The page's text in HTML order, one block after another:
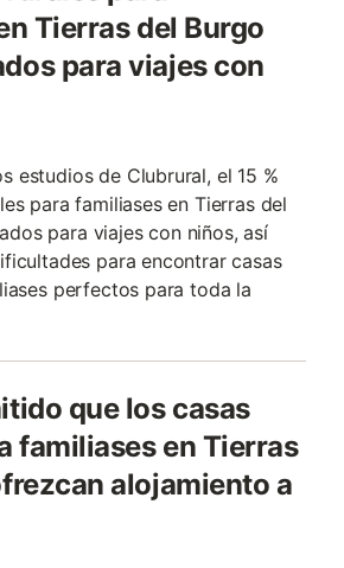
Tierras del Burgo
para viajes con
estudios de Clubrural, el 15 %
para familiases en Tierras del
para viajes con niños, así
para encontrar casas
perfectos para toda la
que los casas
familiases en Tierras
alojamiento a